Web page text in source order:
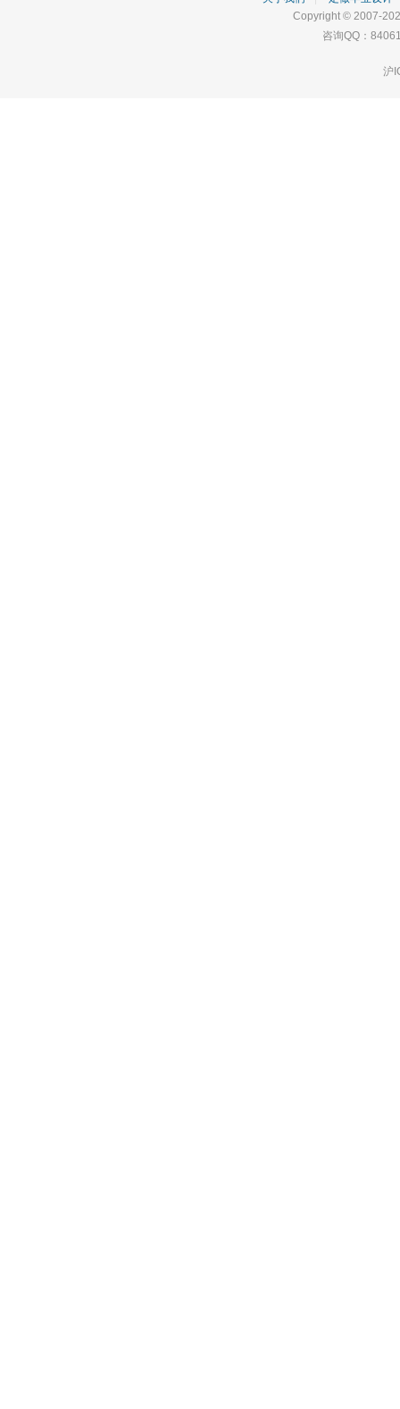
Copyright © 2007-
咨询QQ：
沪